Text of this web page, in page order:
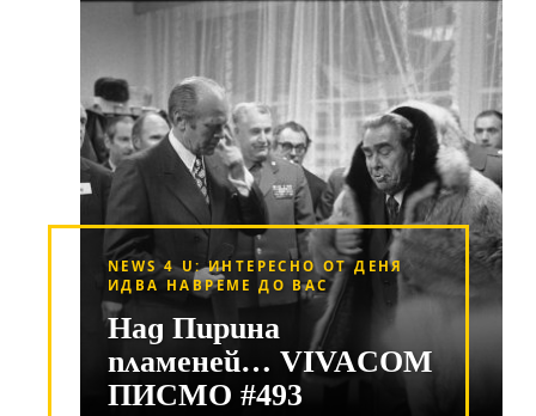
NEWS 4 U: ИНТЕРЕСНО ОТ ДЕНЯ
ИДВА НАВРЕМЕ ДО ВАС
Над Пирина
пламеней… VIVACOM
ПИСМО #493